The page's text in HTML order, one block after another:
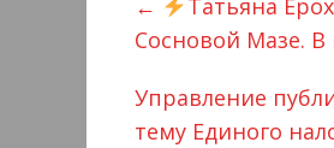
←
Татьяна
Сосновой Мазе. В
Управление
тему Единого